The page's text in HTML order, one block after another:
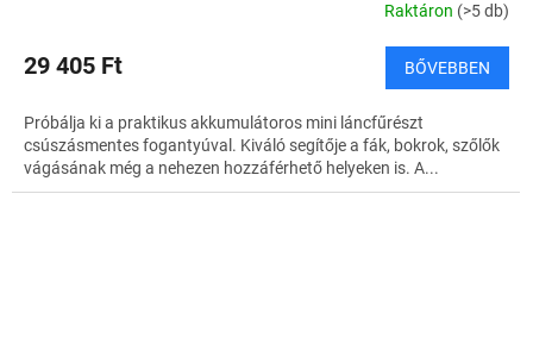
Raktáron (>5 db)
29 405 Ft BŐVEBBEN
Próbálja ki a praktikus akkumulátoros mini láncfűrészt
csúszásmentes fogantyúval. Kiváló segítője a fák, bokrok, szőlők
vágásának még a nehezen hozzáférhető helyeken is. A...